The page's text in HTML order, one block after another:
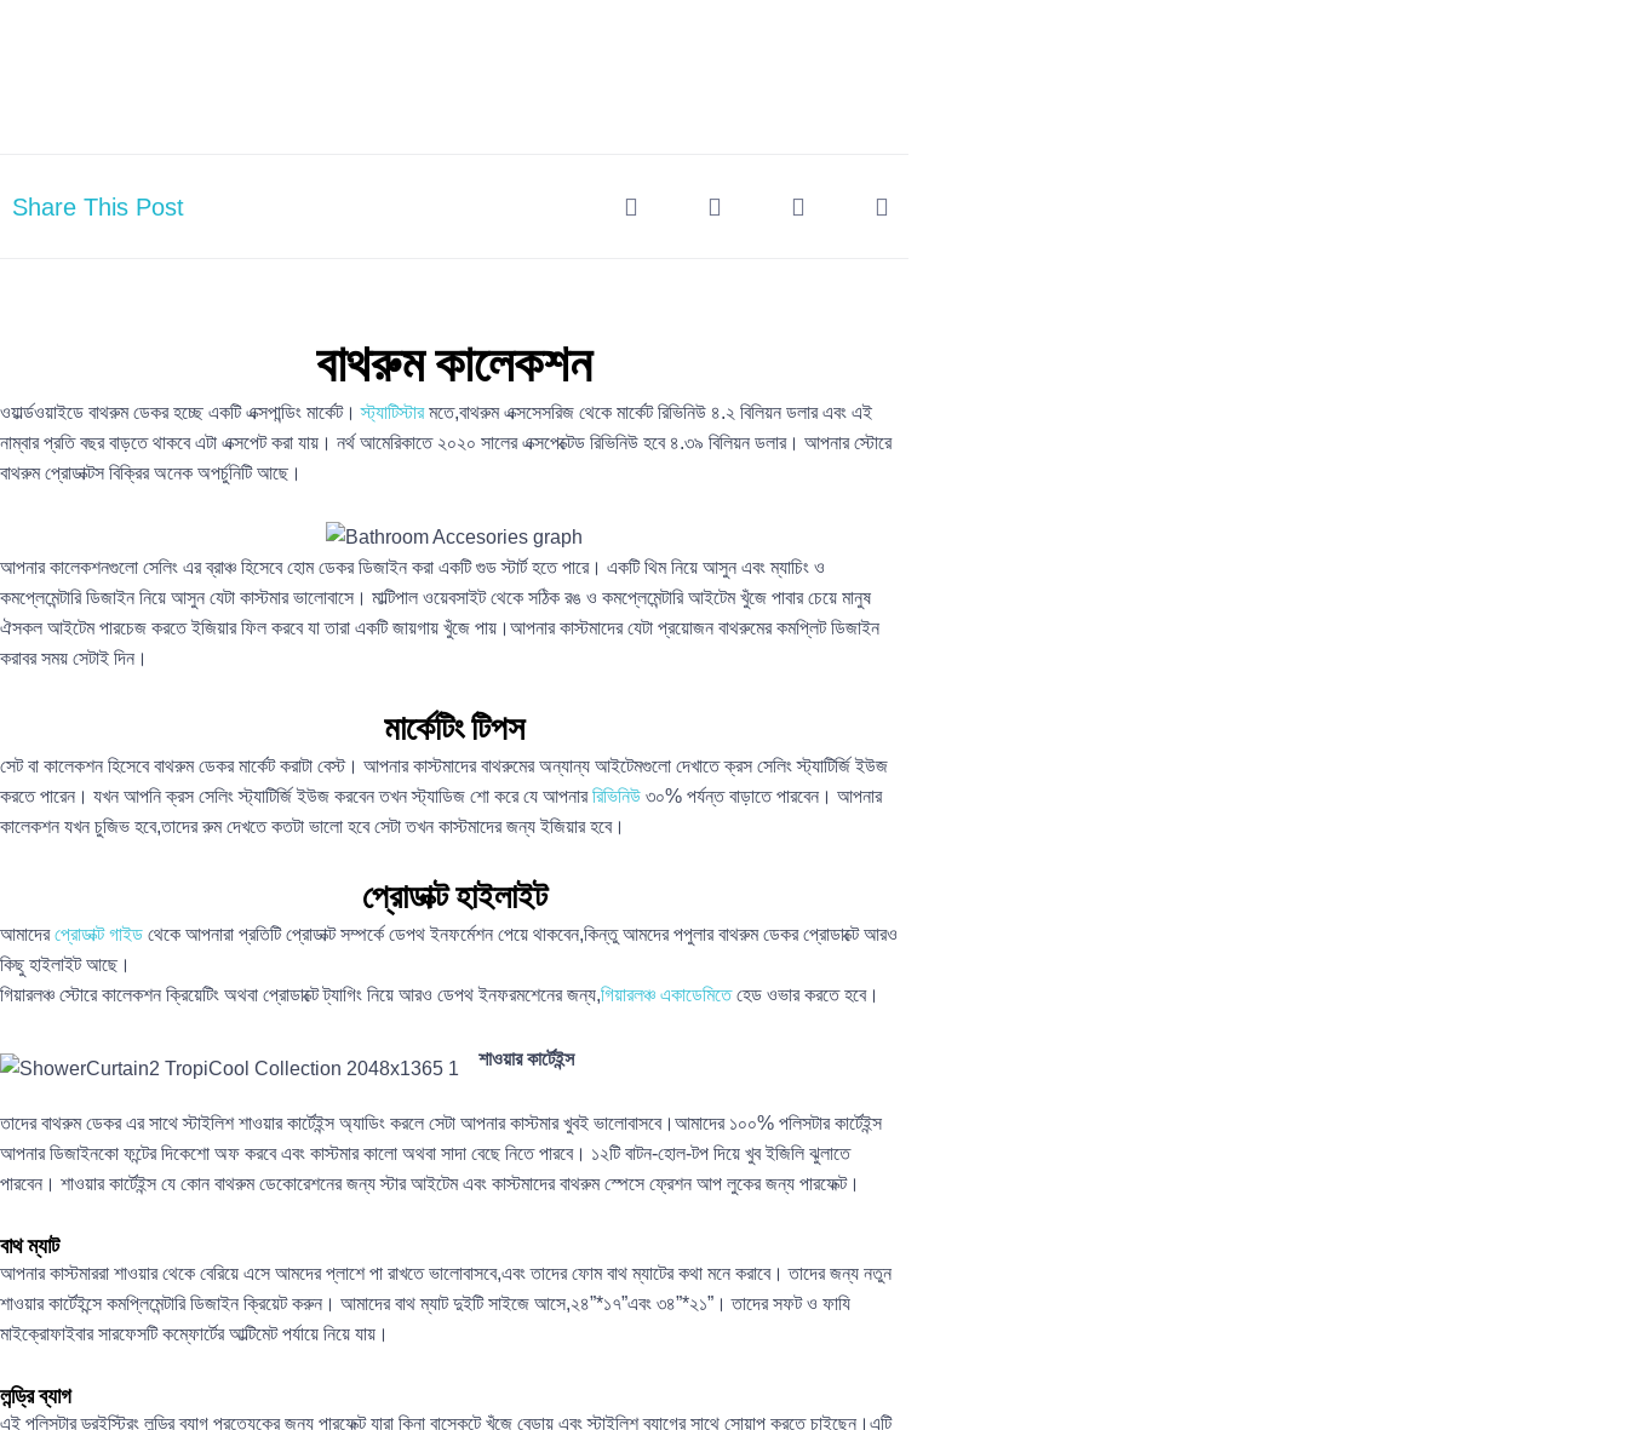
Share This Post
বাথরুম কালেকশন
ওয়ার্ল্ডওয়াইডে বাথরুম ডেকর হচ্ছে একটি এক্সপান্ডিং মার্কেট।স্ট্যাটিস্টার মতে,বাথরুম এক্সসেসরিজ থেকে মার্কেট রিভিনিউ ৪.২ বিলিয়ন ডলার এবং এই
নাম্বার প্রতি বছর বাড়তে থাকবে এটা এক্সপেট করা যায়। নর্থ আমেরিকাতে ২০২০ সালের এক্সপেক্টেড রিভিনিউ হবে ৪.৩৯ বিলিয়ন ডলার। আপনার স্টোরে
বাথরুম প্রোডাক্টস বিক্রির অনেক অপর্চুনিটি আছে।
আপনার কালেকশনগুলো সেলিং এর ব্রাঞ্চ হিসেবে হোম ডেকর ডিজাইন করা একটি গুড স্টার্ট হতে পারে। একটি থিম নিয়ে আসুন এবং ম্যাচিং ও
কমপ্লেমেন্টারি ডিজাইন নিয়ে আসুন যেটা কাস্টমার ভালোবাসে। মাল্টিপাল ওয়েবসাইট থেকে সঠিক রঙ ও কমপ্লেমেন্টারি আইটেম খুঁজে পাবার চেয়ে মানুষ
ঐসকল আইটেম পারচেজ করতে ইজিয়ার ফিল করবে যা তারা একটি জায়গায় খুঁজে পায়।আপনার কাস্টমাদের যেটা প্রয়োজন বাথরুমের কমপ্লিট ডিজাইন
করাবর সময় সেটাই দিন।
মার্কেটিং টিপস
সেট বা কালেকশন হিসেবে বাথরুম ডেকর মার্কেট করাটা বেস্ট। আপনার কাস্টমাদের বাথরুমের অন্যান্য আইটেমগুলো দেখাতে ক্রস সেলিং স্ট্যাটির্জি ইউজ
করতে পারেন। যখন আপনি ক্রস সেলিং স্ট্যাটির্জি ইউজ করবেন তখন স্ট্যাডিজ শো করে যে আপনাররিভিনিউ ৩০% পর্যন্ত বাড়াতে পারবেন। আপনার
কালেকশন যখন চুজিভ হবে,তাদের রুম দেখতে কতটা ভালো হবে সেটা তখন কাস্টমাদের জন্য ইজিয়ার হবে।
প্রোডাক্ট হাইলাইট
আমাদেরপ্রোডাক্ট গাইড থেকে আপনারা প্রতিটি প্রোডাক্ট সম্পর্কে ডেপথ ইনফর্মেশন পেয়ে থাকবেন,কিন্তু আমদের পপুলার বাথরুম ডেকর প্রোডাক্টে আরও
কিছু হাইলাইট আছে।
গিয়ারলঞ্চ স্টোরে কালেকশন ক্রিয়েটিং অথবা প্রোডাক্টে ট্যাগিং নিয়ে আরও ডেপথ ইনফরমশেনের জন্য,গিয়ারলঞ্চ একাডেমিতেহেড ওভার করতে হবে।
শাওয়ার কার্টেইন্স
তাদের বাথরুম ডেকর এর সাথে স্টাইলিশ শাওয়ার কার্টেইন্স অ্যাডিং করলে সেটা আপনার কাস্টমার খুবই ভালোবাসবে।আমাদের ১০০% পলিসটার কার্টেইন্স
আপনার ডিজাইনকো ফন্টের দিকেশো অফ করবে এবং কাস্টমার কালো অথবা সাদা বেছে নিতে পারবে। ১২টি বাটন-হোল-টপ দিয়ে খুব ইজিলি ঝুলাতে
পারবেন। শাওয়ার কার্টেইন্স যে কোন বাথরুম ডেকোরেশনের জন্য স্টার আইটেম এবং কাস্টমাদের বাথরুম স্পেসে ফ্রেশন আপ লুকের জন্য পারফেক্ট।
বাথ ম্যাট
আপনার কাস্টমাররা শাওয়ার থেকে বেরিয়ে এসে আমদের প্লাশে পা রাখতে ভালোবাসবে,এবং তাদের ফোম বাথ ম্যাটের কথা মনে করাবে। তাদের জন্য নতুন
শাওয়ার কার্টেইন্সে কমপ্লিমেন্টারি ডিজাইন ক্রিয়েট করুন। আমাদের বাথ ম্যাট দুইটি সাইজে আসে,২৪”*১৭”এবং ৩৪”*২১”। তাদের সফট ও ফাযি
মাইক্রোফাইবার সারফেসটি কম্ফোর্টের আল্টিমেট পর্যায়ে নিয়ে যায়।
লন্ড্রি ব্যাগ
এই পলিসটার ড্রইস্ট্রিং লন্ড্রি ব্যাগ প্রত্যেকের জন্য পারফেক্ট যারা কিনা বাস্কেটে খুঁজে বেড়ায় এবং স্টাইলিশ ব্যাগের সাথে সোয়াপ করতে চাইছেন।এটি